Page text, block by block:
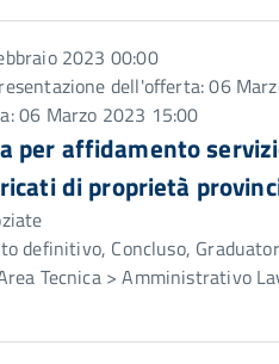
2023 00:00
dell'offerta: 06
06 Marzo 2023 15:00
per affidamento
di proprietà
definitivo, Concluso,
Tecnica > Amministrativo